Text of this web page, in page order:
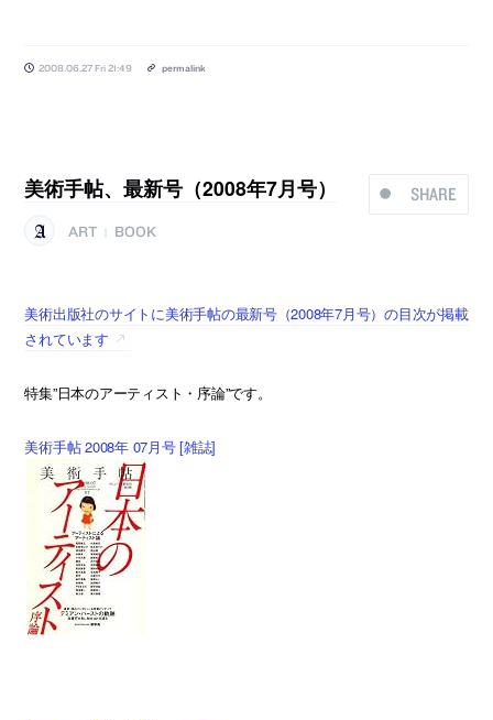
2008.06.27 Fri 21:49 permalink
SHARE
美術手帖、最新号（2008年7月号）
ART BOOK
美術出版社のサイトに美術手帖の最新号（2008年7月号）の目次が掲載
されています
特集”日本のアーティスト・序論”です。
美術手帖 2008年 07月号 [雑誌]